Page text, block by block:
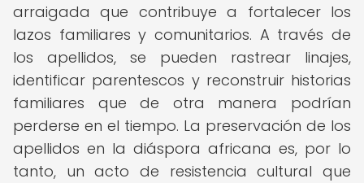
arraigada que contribuye a fortalecer los
lazos familiares y comunitarios. A través de
los apellidos, se pueden rastrear linajes,
identificar parentescos y reconstruir historias
familiares que de otra manera podrían
perderse en el tiempo. La preservación de los
apellidos en la diáspora africana es, por lo
tanto, un acto de resistencia cultural que